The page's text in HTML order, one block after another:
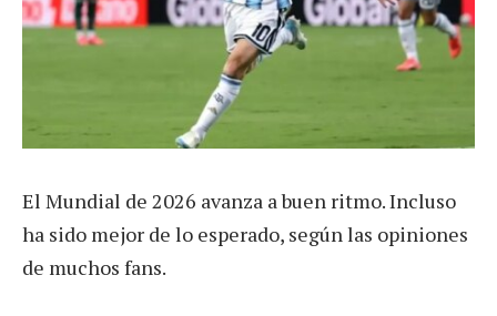
El Mundial de 2026 avanza a buen ritmo. Incluso
ha sido mejor de lo esperado, según las opiniones
de muchos fans.